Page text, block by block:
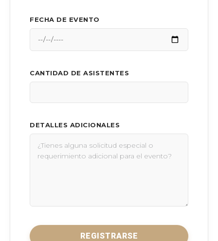
FECHA DE EVENTO
CANTIDAD DE ASISTENTES
DETALLES ADICIONALES
REGISTRARSE